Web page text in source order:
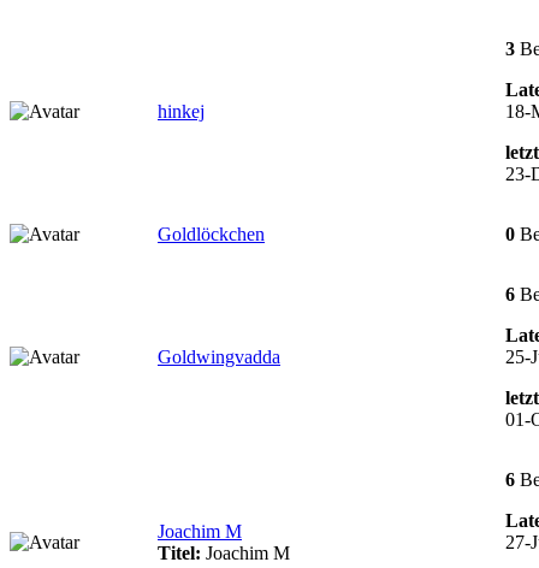
hinkej
3
18-
23-
Goldlöckchen 0
Goldwingvadda
6
25-
01-
Joachim M
Titel: Joachim M
6
27-